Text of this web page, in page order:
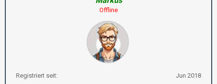
Offline
Registriert seit: Jun 2018